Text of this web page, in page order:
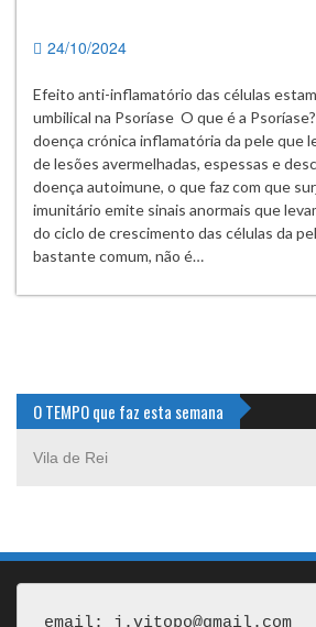
24/10/2024
Efeito anti-inflamatório das células
umbilical na Psoríase O que é a
doença crónica inflamatória da pele que
de lesões avermelhadas, espessas e
doença autoimune, o que faz com que
imunitário emite sinais anormais que
do ciclo de crescimento das células da
bastante comum, não é…
O TEMPO que faz esta semana
Vila de Rei